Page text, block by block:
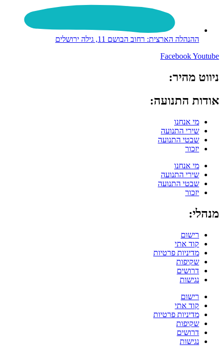
ההנהלה הארצית: רחוב הבושם 11, גילה ירושלים
FacebookYoutube
ניווט מהיר:
אודות התנועה:
מי אנחנו
שירי התנועה
שבטי התנועה
יזכור
מי אנחנו
שירי התנועה
שבטי התנועה
יזכור
מנהלי:
רישום
קוד אתי
מדיניות פרטיות
שקיפות
דרושים
נגישות
רישום
קוד אתי
מדיניות פרטיות
שקיפות
דרושים
נגישות